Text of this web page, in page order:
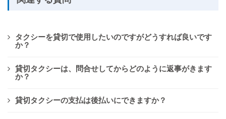
タクシーを貸切で使用したいのですがどうすれば良いです
か？
貸切タクシーは、問合せしてからどのように返事がきます
か？
貸切タクシーの支払は後払いにできますか？